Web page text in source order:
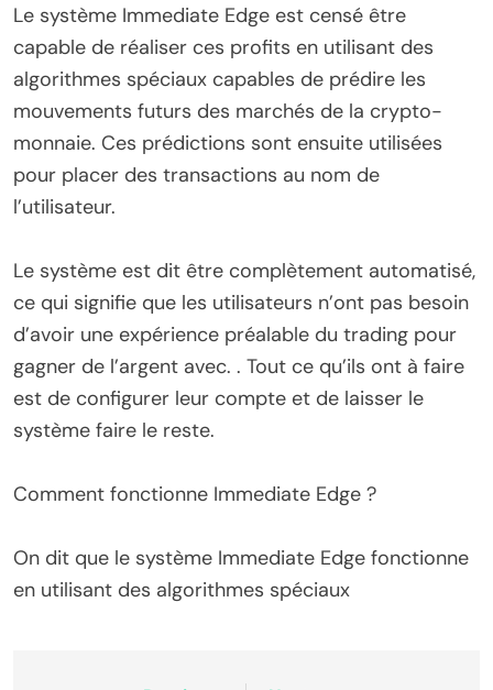
Le système Immediate Edge est censé être
capable de réaliser ces profits en utilisant des
algorithmes spéciaux capables de prédire les
mouvements futurs des marchés de la crypto-
monnaie. Ces prédictions sont ensuite utilisées
pour placer des transactions au nom de
l’utilisateur.
Le système est dit être complètement automatisé,
ce qui signifie que les utilisateurs n’ont pas besoin
d’avoir une expérience préalable du trading pour
gagner de l’argent avec. . Tout ce qu’ils ont à faire
est de configurer leur compte et de laisser le
système faire le reste.
Comment fonctionne Immediate Edge ?
On dit que le système Immediate Edge fonctionne
en utilisant des algorithmes spéciaux